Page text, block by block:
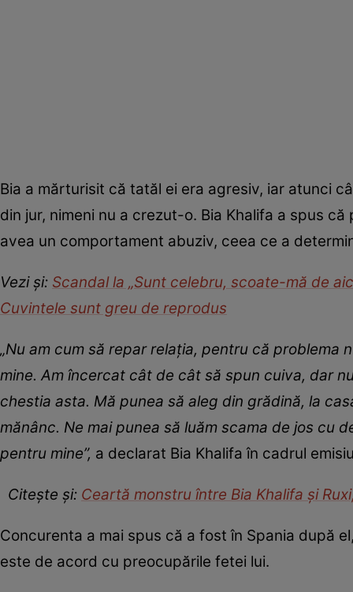
Bia a mărturisit că tatăl ei era agresiv, iar atunci
din jur, nimeni nu a crezut-o. Bia Khalifa a spus
avea un comportament abuziv, ceea ce a
Vezi și: Scandal la „Sunt celebru, scoate-mă de
Cuvintele sunt greu de reprodus
„Nu am cum să repar relația, pentru că problema
mine. Am încercat cât de cât să spun cuiva, dar
chestia asta. Mă punea să aleg din grădină, la
mănânc. Ne mai punea să luăm scama de jos cu
pentru mine”, a declarat Bia Khalifa în cadrul
Citește și: Ceartă monstru între Bia Khalifa și
Concurenta a mai spus că a fost în Spania după
este de acord cu preocupările fetei lui.